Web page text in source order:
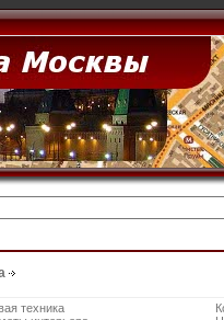
техника